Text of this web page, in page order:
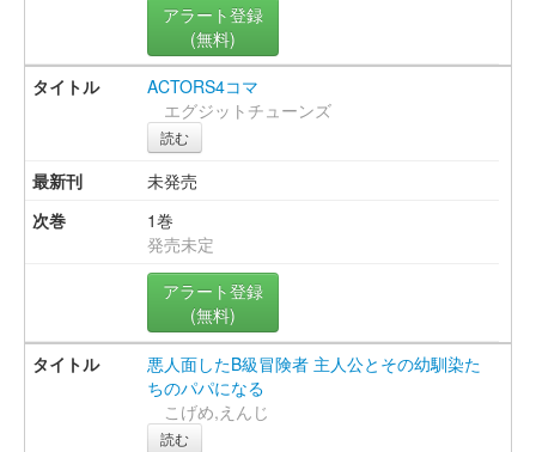
アラート登録
(無料)
ACTORS4コマ
エグジットチューンズ
読む
未発売
1巻
発売未定
アラート登録
(無料)
悪人面したB級冒険者 主人公とその幼馴染た
ちのパパになる
こげめ,えんじ
読む